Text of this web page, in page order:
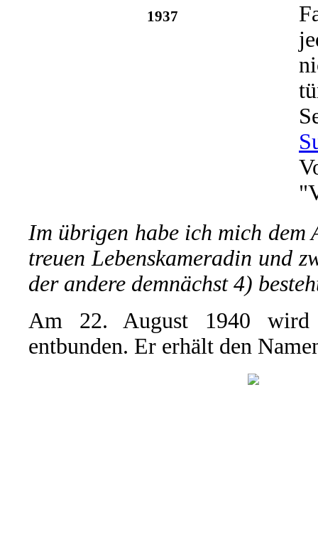
1937
Im übrigen habe ich mich
treuen Lebenskameradin und
der andere demnächst 4)
Am 22. August 1940
entbunden. Er erhält den